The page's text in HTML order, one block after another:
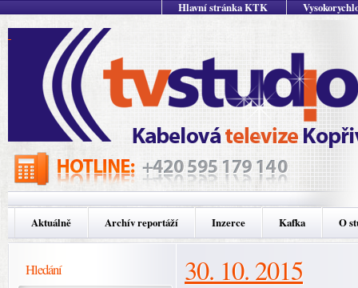
Hlavní stránka KTK
Aktuálně Archív reportáží Inzerce Kafka O
Hledání 30. 10. 2015